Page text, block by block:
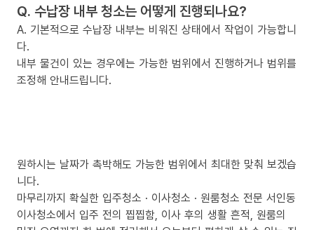
Q. 수납장 내부 청소는 어떻게 진행되나요?
A. 기본적으로 수납장 내부는 비워진 상태에서 작업이 가능합니
다.
내부 물건이 있는 경우에는 가능한 범위에서 진행하거나 범위를
조정해 안내드립니다.
원하시는 날짜가 촉박해도 가능한 범위에서 최대한 맞춰 보겠습
니다.
마무리까지 확실한 입주청소 · 이사청소 · 원룸청소 전문 서인동
이사청소에서 입주 전의 찝찝함, 이사 후의 생활 흔적, 원룸의